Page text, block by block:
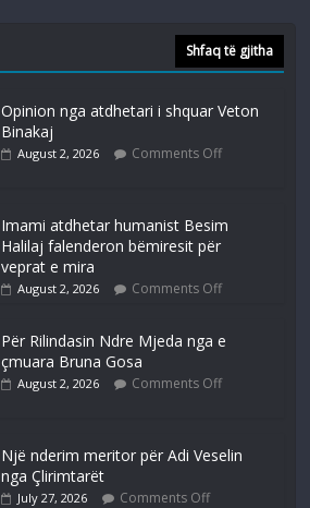
Shfaq të gjitha
Opinion nga atdhetari i shquar Veton
Binakaj
August 2, 2026 Comments Off
Imami atdhetar humanist Besim
Halilaj falenderon bëmiresit për
veprat e mira
August 2, 2026 Comments Off
Për Rilindasin Ndre Mjeda nga e
çmuara Bruna Gosa
August 2, 2026 Comments Off
Një nderim meritor për Adi Veselin
nga Çlirimtarët
July 27, 2026 Comments Off